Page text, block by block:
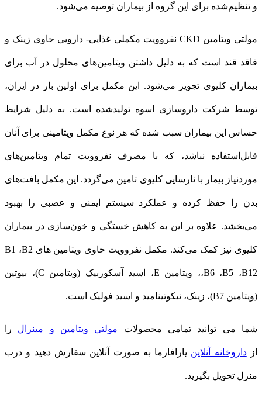
و تنظیم‌شده برای این گروه از بیماران توصیه می‌شود.
مولتی ویتامین CKD نفروویت مکملی غذایی- دارویی حاوی زینک و
فاقد قند است که به دلیل داشتن ویتامین‌های محلول در آب برای
بیماران کلیوی تجویز می‌شود. این مکمل برای اولین بار در ایران،
توسط شرکت داروسازی اسوه تولیدشده است. به دلیل شرایط
حساس این بیماران سبب شده که هر نوع مکمل ویتامینی برای آنان
قابل‌استفاده نباشد، که با مصرف نفروویت تمام ویتامین‌های
موردنیاز بیمار با نارسایی کلیوی تامین می‌گردد. این مکمل بافت‌های
بدن را حفظ کرده و عملکرد سیستم ایمنی و عصبی را بهبود
می‌بخشد. علاوه بر این به کاهش خستگی و خون‌سازی در بیماران
کلیوی نیز کمک می‌کند. مکمل نفروویت حاوی ویتامین های B1 ،B2
،B6 ،B5 ،B12، ویتامین E، اسید آسکوربیک (ویتامین C)، بیوتین
(ویتامین B7)، زینک، نیکوتینامید و اسید فولیک است.
شما می توانید تمامی محصولات مولتی ویتامین و مینرال را
ازداروخانه آنلاین یارافارما به صورت آنلاین سفارش دهید و درب
منزل تحویل بگیرید.